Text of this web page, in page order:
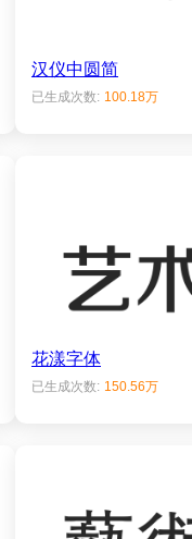
汉仪中圆简
已生成次数: 100.18万
花漾字体
已生成次数: 150.56万